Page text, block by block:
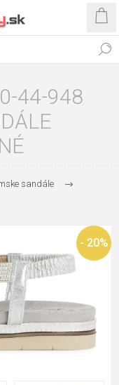
44-948
sandále
- 20%